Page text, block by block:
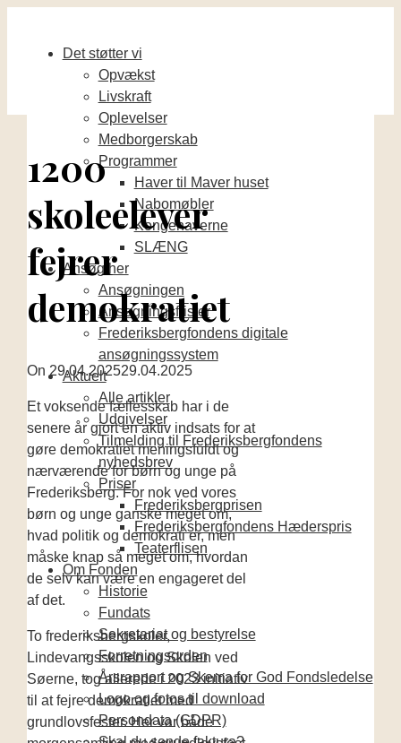
Det støtter vi
Opvækst
Livskraft
Oplevelser
Medborgerskab
Programmer
Haver til Maver huset
Nabomøbler
Kongehaverne
SLÆNG
Ansøg her
Ansøgningen
Ansøgningsfrister
Frederiksbergfondens digitale
ansøgningssystem
Aktuelt
Alle artikler
Udgivelser
Tilmelding til Frederiksbergfondens
nyhedsbrev
Priser
Frederiksbergprisen
Frederiksbergfondens Hæderspris
Teaterflisen
Om Fonden
Historie
Fundats
Sekretariat og bestyrelse
Forretningsorden
Årsrapport og Skema for God Fondsledelse
Logo og fotos til download
Persondata (GDPR)
1200
skoleelever
fejrer
demokratiet
On 29.04.202529.04.2025
Et voksende fællesskab har i de
senere år gjort en aktiv indsats for at
gøre demokratiet meningsfuldt og
nærværende for børn og unge på
Frederiksberg. For nok ved vores
børn og unge ganske meget om,
hvad politik og demokrati er, men
måske knap så meget om, hvordan
de selv kan være en engageret del
af det.
To frederiksbergskoler,
Lindevangsskolen og Skolen ved
Søerne, tog allerede i 2023 initiativ
til at fejre demokratiet med
grundlovsfester. Her var både